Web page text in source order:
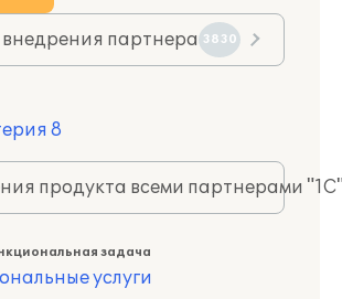
партнера 3830
8
продукта всеми партнерами
задача
услуги